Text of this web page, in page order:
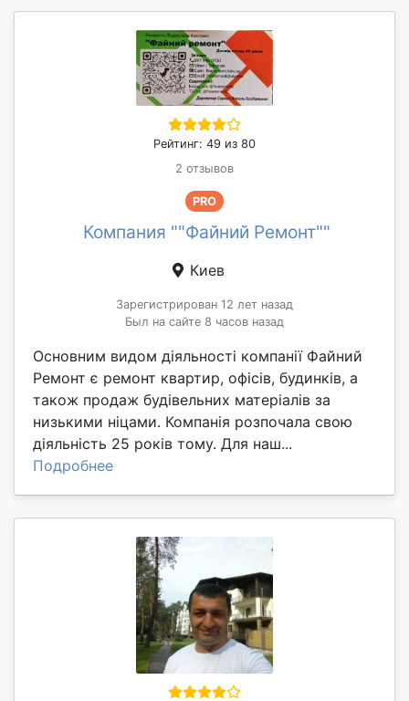
Рейтинг: 49 из 80
2 отзывов
PRO
Компания ""Файний Ремонт""
Киев
Зарегистрирован 12 лет назад
Был на сайте 8 часов назад
Основним видом діяльності компанії Файний
Ремонт є ремонт квартир, офісів, будинків, а
також продаж будівельних матеріалів за
низькими ніцами. Компанія розпочала свою
діяльність 25 років тому. Для наш...
Подробнее